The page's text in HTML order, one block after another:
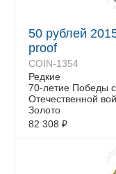
50 рублей
proof
COIN-1354
Редкие
70-летие Победы
Отечественной
Золото
82 308 ₽